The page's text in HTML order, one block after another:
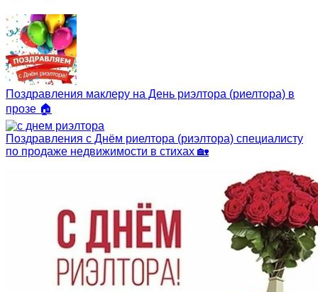
Поздравления маклеру на День риэлтора (риелтора) в
прозе 🏠
Поздравления с Днём риелтора (риэлтора) специалисту
по продаже недвижимости в стихах 🏡